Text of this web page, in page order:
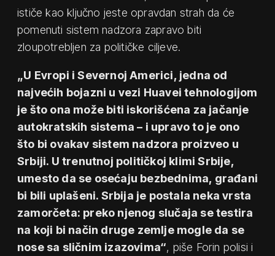
ističe kao ključno jeste opravdan strah da će
pomenuti sistem nadzora zapravo biti
zloupotrebljen za političke ciljeve.
„U Evropi i Severnoj Americi, jedna od
najvećih bojazni u vezi Huavei tehnologijom
je što ona može biti iskorišćena za jačanje
autokratskih sistema – i upravo to je ono
što bi ovakav sistem nadzora proizveo u
Srbiji. U trenutnoj političkoj klimi Srbije,
umesto da se osećaju bezbednima, građani
bi bili uplašeni. Srbija je postala neka vrsta
zamorčeta: preko njenog slučaja se testira
na koji bi način druge zemlje mogle da se
nose sa sličnim izazovima“, piše Forin polisi i